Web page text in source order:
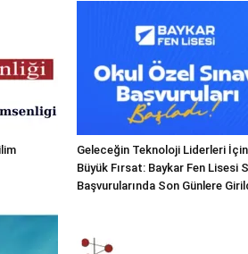
Geleceğin Teknoloji Liderleri İçin
Büyük Fırsat: Baykar Fen Lisesi
Başvurularında Son Günlere